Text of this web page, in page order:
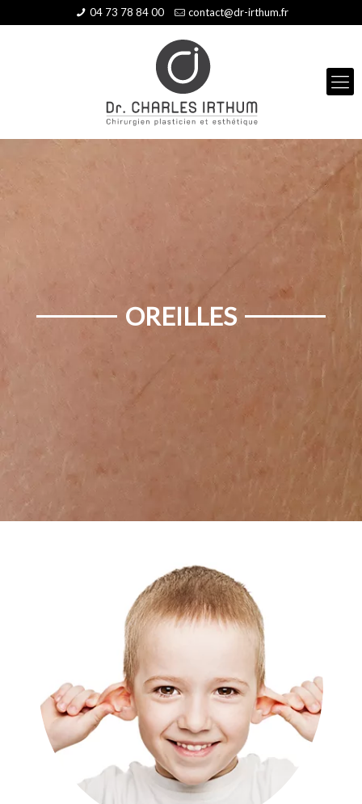
04 73 78 84 00 contact@dr-irthum.fr
OREILLES